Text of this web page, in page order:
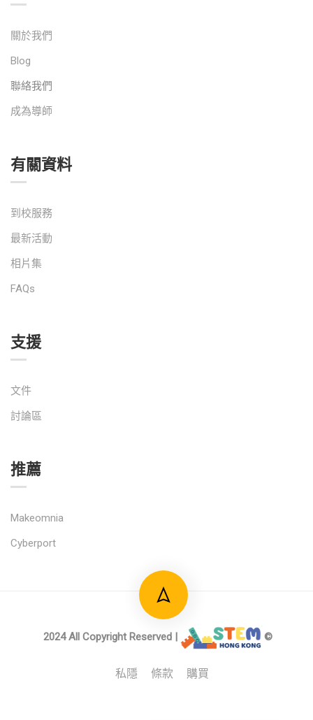
關於我們
Blog
聯絡我們
成為導師
有關資料
到校服務
最新活動
相片集
FAQs
支援
文件
討論區
推薦
Makeomnia
Cyberport
2024 All Copyright Reserved | ©
私隱 條款 購買